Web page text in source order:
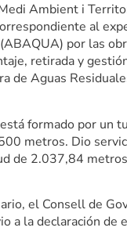
Ambient i
al
por las
retirada y
de Aguas
formado por un
metros. Dio
de 2.037,84
el Consell de
a la declaración de